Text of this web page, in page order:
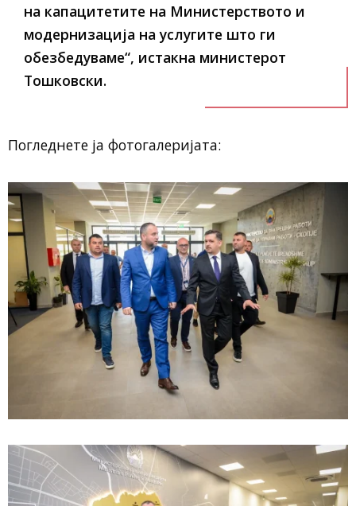
на капацитетите на Министерството и
модернизација на услугите што ги
обезбедуваме“, истакна министерот
Тошковски.
Погледнете ја фотогалеријата: